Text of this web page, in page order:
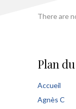
There are
Plan
Accueil
Agnès C